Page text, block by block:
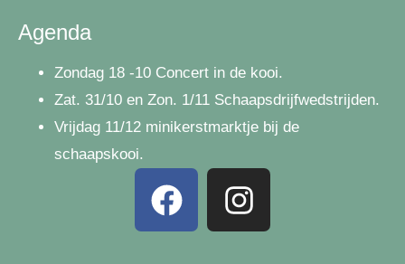
Agenda
Zondag 18 -10 Concert in de kooi.
Zat. 31/10 en Zon. 1/11 Schaapsdrijfwedstrijden.
Vrijdag 11/12 minikerstmarktje bij de
schaapskooi.